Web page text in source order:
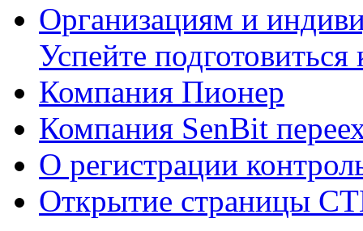
Организациям и
Успейте подготовиться
Компания Пионер
Компания SenBit
О регистрации
Открытие страницы